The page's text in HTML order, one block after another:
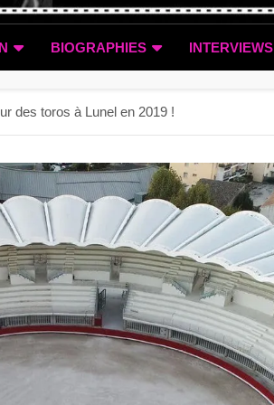
BIOGRAPHIES INTERVIEWS
des toros à Lunel en 2019 !